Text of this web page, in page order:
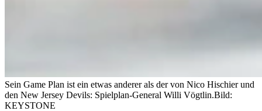
Sein Game Plan ist ein etwas anderer als der von Nico Hischier und
den New Jersey Devils: Spielplan-General Willi Vögtlin.Bild:
KEYSTONE